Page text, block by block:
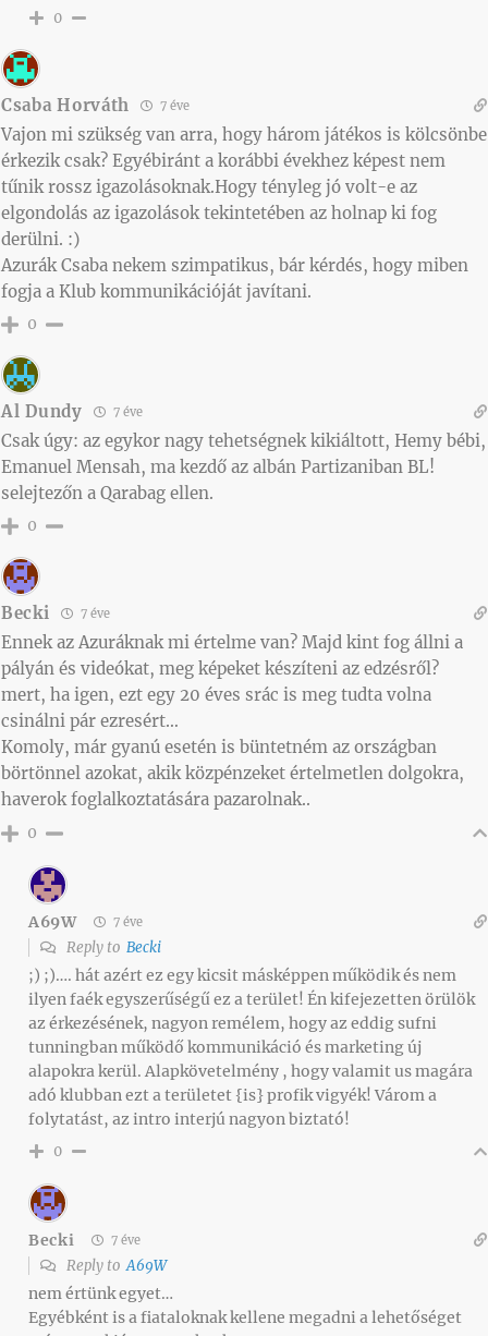
0
Csaba Horváth 7 éve
Vajon mi szükség van arra, hogy három játékos is kölcsönbe
érkezik csak? Egyébiránt a korábbi évekhez képest nem
tűnik rossz igazolásoknak.Hogy tényleg jó volt-e az
elgondolás az igazolások tekintetében az holnap ki fog
derülni. :)
Azurák Csaba nekem szimpatikus, bár kérdés, hogy miben
fogja a Klub kommunikációját javítani.
0
Al Dundy 7 éve
Csak úgy: az egykor nagy tehetségnek kikiáltott, Hemy bébi,
Emanuel Mensah, ma kezdő az albán Partizaniban BL!
selejtezőn a Qarabag ellen.
0
Becki 7 éve
Ennek az Azuráknak mi értelme van? Majd kint fog állni a
pályán és videókat, meg képeket készíteni az edzésről?
mert, ha igen, ezt egy 20 éves srác is meg tudta volna
csinálni pár ezresért…
Komoly, már gyanú esetén is büntetném az országban
börtönnel azokat, akik közpénzeket értelmetlen dolgokra,
haverok foglalkoztatására pazarolnak..
0
A69W 7 éve
Reply to Becki
;) ;)…. hát azért ez egy kicsit másképpen működik és nem
ilyen faék egyszerűségű ez a terület! Én kifejezetten örülök
az érkezésének, nagyon remélem, hogy az eddig sufni
tunningban működő kommunikáció és marketing új
alapokra kerül. Alapkövetelmény , hogy valamit us magára
adó klubban ezt a területet {is} profik vigyék! Várom a
folytatást, az intro interjú nagyon biztató!
0
Becki 7 éve
Reply toA69W
nem értünk egyet…
Egyébként is a fiataloknak kellene megadni a lehetőséget